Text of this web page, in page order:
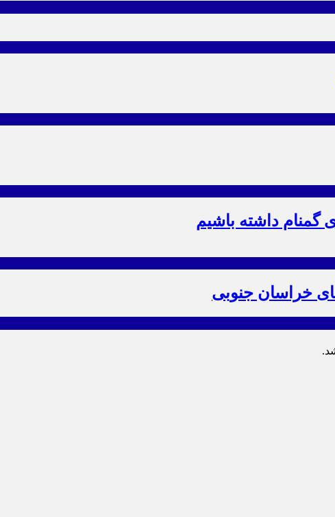
گمنام داشته باشیم